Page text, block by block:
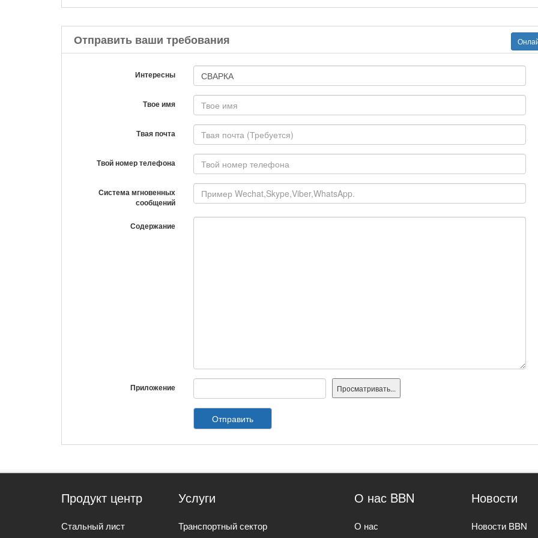
Отправить ваши требования
Интересны
Твое имя
Твая почта
Твой номер телефона
Система мгновенных
сообщений
Содержание
Приложение
Отправить
Продукт центр
Стальный лист
Услуги
Транспортный сектор
О нас BBN
О нас
Новости
Новости BBN